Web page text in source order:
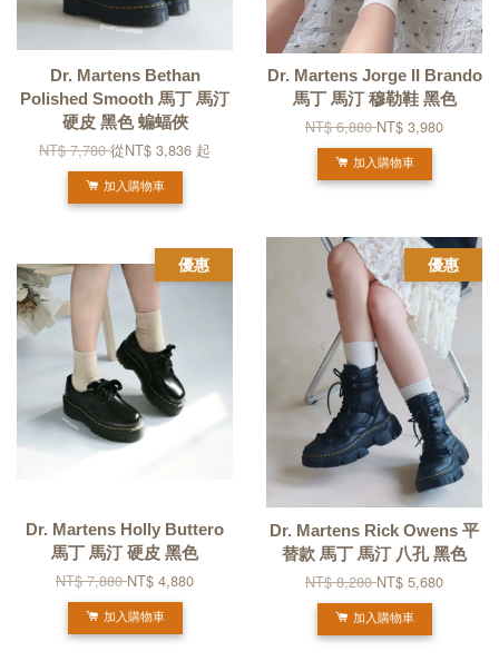
Dr. Martens Bethan
Polished Smooth 馬丁 馬汀
硬皮 黑色 蝙蝠俠
NT$ 7,780從NT$ 3,836 起
加入購物車
Dr. Martens Jorge II Brando
馬丁 馬汀 穆勒鞋 黑色
NT$ 6,880NT$ 3,980
加入購物車
優惠
Dr. Martens Holly Buttero
馬丁 馬汀 硬皮 黑色
NT$ 7,880NT$ 4,880
加入購物車
優惠
Dr. Martens Rick Owens 平
替款 馬丁 馬汀 八孔 黑色
NT$ 8,280NT$ 5,680
加入購物車